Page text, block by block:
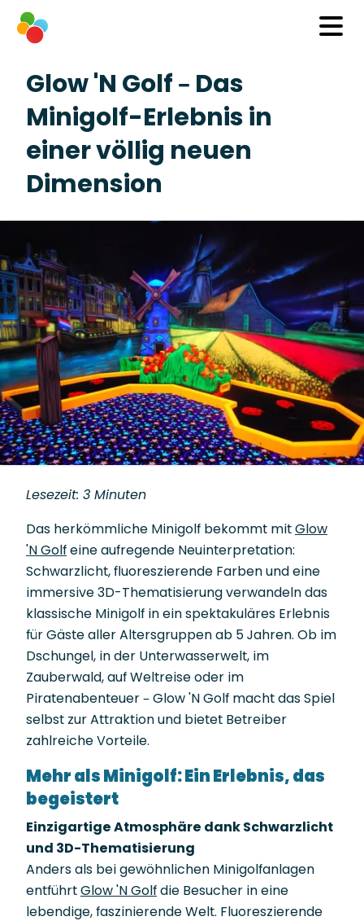
Glow 'N Golf – Das
Minigolf-Erlebnis in
einer völlig neuen
Dimension
Lesezeit: 3 Minuten
Das herkömmliche Minigolf bekommt mitGlow
'N Golfeine aufregende Neuinterpretation:
Schwarzlicht, fluoreszierende Farben und eine
immersive 3D-Thematisierung verwandeln das
klassische Minigolf in ein spektakuläres Erlebnis
für Gäste aller Altersgruppen ab 5 Jahren. Ob im
Dschungel, in der Unterwasserwelt, im
Zauberwald, auf Weltreise oder im
Piratenabenteuer – Glow 'N Golf macht das Spiel
selbst zur Attraktion und bietet Betreiber
zahlreiche Vorteile.
Mehr als Minigolf: Ein Erlebnis, das
begeistert
Einzigartige Atmosphäre dank Schwarzlicht
und 3D-Thematisierung
Anders als bei gewöhnlichen Minigolfanlagen
entführtGlow 'N Golfdie Besucher in eine
lebendige, faszinierende Welt. Fluoreszierende